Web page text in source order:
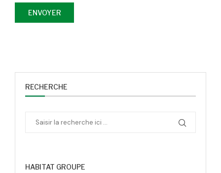
RECHERCHE
HABITAT GROUPE